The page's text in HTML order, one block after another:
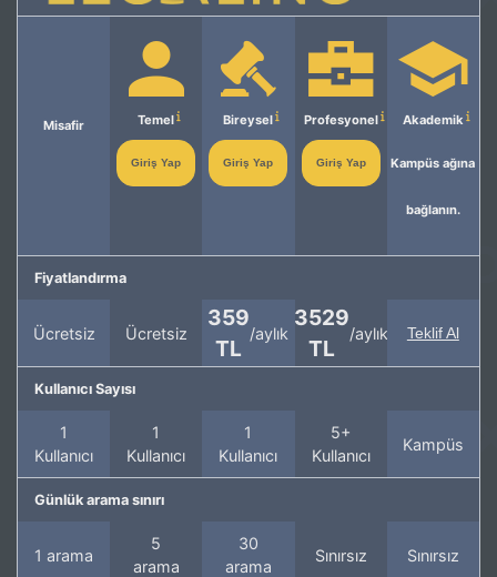
Misafir Temel
Giriş Yap
Bireysel
Giriş Yap
Profesyonel
Giriş Yap
Akademik
Kampüs ağına
bağlanın.
Fiyatlandırma
Ücretsiz Ücretsiz
359
TL
/aylık
3529
TL
/aylık Teklif Al
Kullanıcı Sayısı
1
Kullanıcı
1
Kullanıcı
1
Kullanıcı
5+
Kullanıcı
Kampüs
Günlük arama sınırı
1 arama
5
arama
30
arama
Sınırsız Sınırsız